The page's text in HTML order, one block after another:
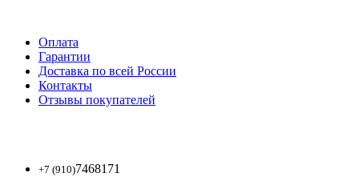
Оплата
Гарантии
Доставка по всей России
Контакты
Отзывы покупателей
+7 (910)7468171